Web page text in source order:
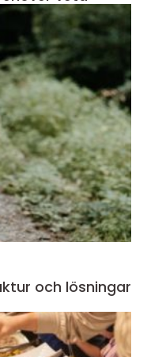
och lösningar